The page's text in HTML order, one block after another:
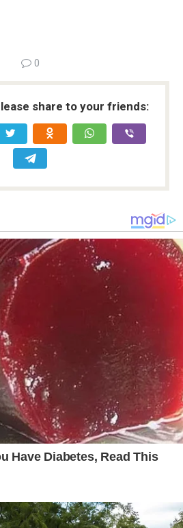
0
share to your friends: